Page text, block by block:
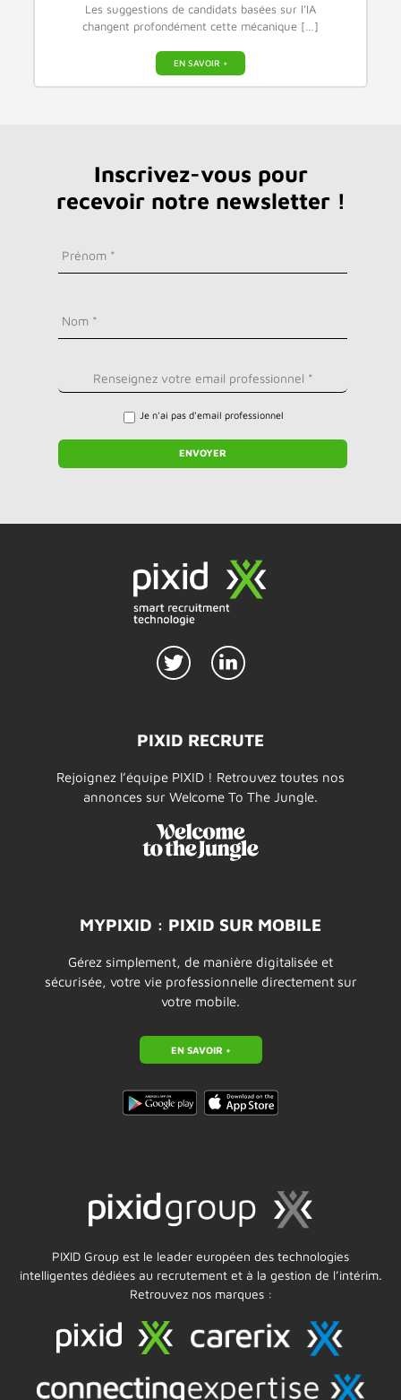
Les suggestions de candidats basées sur l’IA
changent profondément cette mécanique […]
EN SAVOIR +
Inscrivez-vous pour
recevoir notre newsletter !
Je n'ai pas d'email professionnel
PIXID RECRUTE
Rejoignez l’équipe PIXID ! Retrouvez toutes nos
annonces sur Welcome To The Jungle.
MYPIXID : PIXID SUR MOBILE
Gérez simplement, de manière digitalisée et
sécurisée, votre vie professionnelle directement sur
votre mobile.
EN SAVOIR +
PIXID Group est le leader européen des technologies
intelligentes dédiées au recrutement et à la gestion de l’intérim.
Retrouvez nos marques :